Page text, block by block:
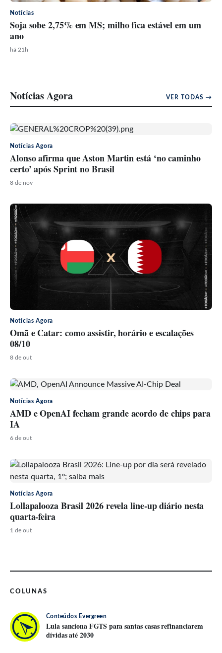
Notícias
Soja sobe 2,75% em MS; milho fica estável em um
ano
há 21h
Notícias Agora VER TODAS →
Notícias Agora
Alonso afirma que Aston Martin está ‘no caminho
certo’ após Sprint no Brasil
8 de nov
Notícias Agora
Omã e Catar: como assistir, horário e escalações
08/10
8 de out
Notícias Agora
AMD e OpenAI fecham grande acordo de chips para
IA
6 de out
Notícias Agora
Lollapalooza Brasil 2026 revela line-up diário nesta
quarta-feira
1 de out
COLUNAS
Conteúdos Evergreen
Lula sanciona FGTS para santas casas refinanciarem
dívidas até 2030